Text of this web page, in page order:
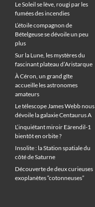
Le Soleil se lève, rougi par les
fumées des incendies
L’étoile compagnon de
Bételgeuse se dévoile un peu
plus
Sur la Lune, les mystères du
fascinant plateau d’Aristarque
À Céron, un grand gîte
accueille les astronomes
amateurs
Le télescope James Webb nous
dévoile la galaxie Centaurus A
L’inquiétant miroir Eärendil-1
bientôt en orbite ?
Insolite : la Station spatiale du
côté de Saturne
Découverte de deux curieuses
exoplanètes “cotonneuses”